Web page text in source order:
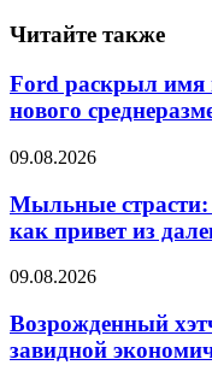
Читайте также
Ford раскрыл имя
нового
09.08.2026
Мыльные страсти:
как привет из
09.08.2026
Возрожденный
завидной